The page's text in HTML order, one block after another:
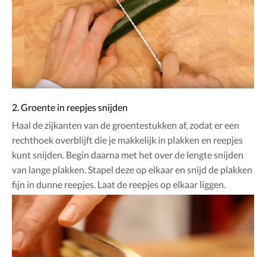
2. Groente in reepjes snijden
Haal de zijkanten van de groentestukken af, zodat er een
rechthoek overblijft die je makkelijk in plakken en reepjes
kunt snijden. Begin daarna met het over de lengte snijden
van lange plakken. Stapel deze op elkaar en snijd de plakken
fijn in dunne reepjes. Laat de reepjes op elkaar liggen.